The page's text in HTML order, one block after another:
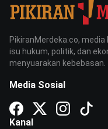
PikiranMerdeka.co,
isu hukum, politik, dan
menyuarakan kebebasan.
Media Sosial
Kanal